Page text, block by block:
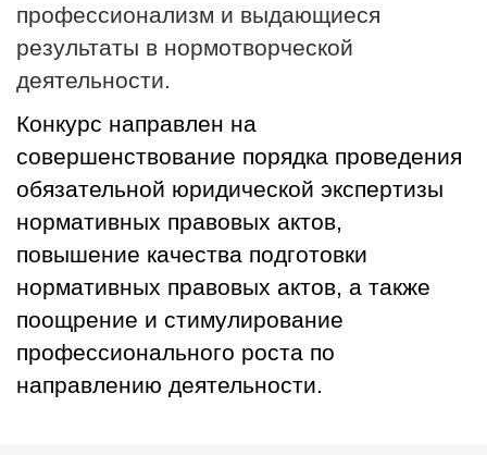
профессионализм и выдающиеся
результаты в нормотворческой
деятельности.
Конкурс направлен на
совершенствование порядка проведения
обязательной юридической экспертизы
нормативных правовых актов,
повышение качества подготовки
нормативных правовых актов, а также
поощрение и стимулирование
профессионального роста по
направлению деятельности.